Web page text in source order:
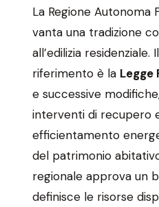
La Regione Autonoma
vanta una tradizione
all’edilizia
riferimento è la Legge
e successive
interventi di recupero
efficientamento
del patrimonio
regionale approva un
definisce le risorse